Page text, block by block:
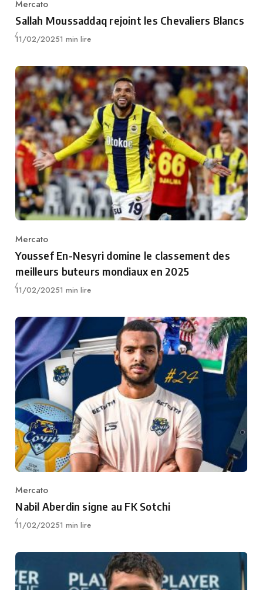
Category
Mercato
Sallah Moussaddaq rejoint les Chevaliers Blancs
Publié
11/02/20251 min lire
Category
Mercato
Youssef En-Nesyri domine le classement des
meilleurs buteurs mondiaux en 2025
Publié
11/02/20251 min lire
Category
Mercato
Nabil Aberdin signe au FK Sotchi
Publié
11/02/20251 min lire